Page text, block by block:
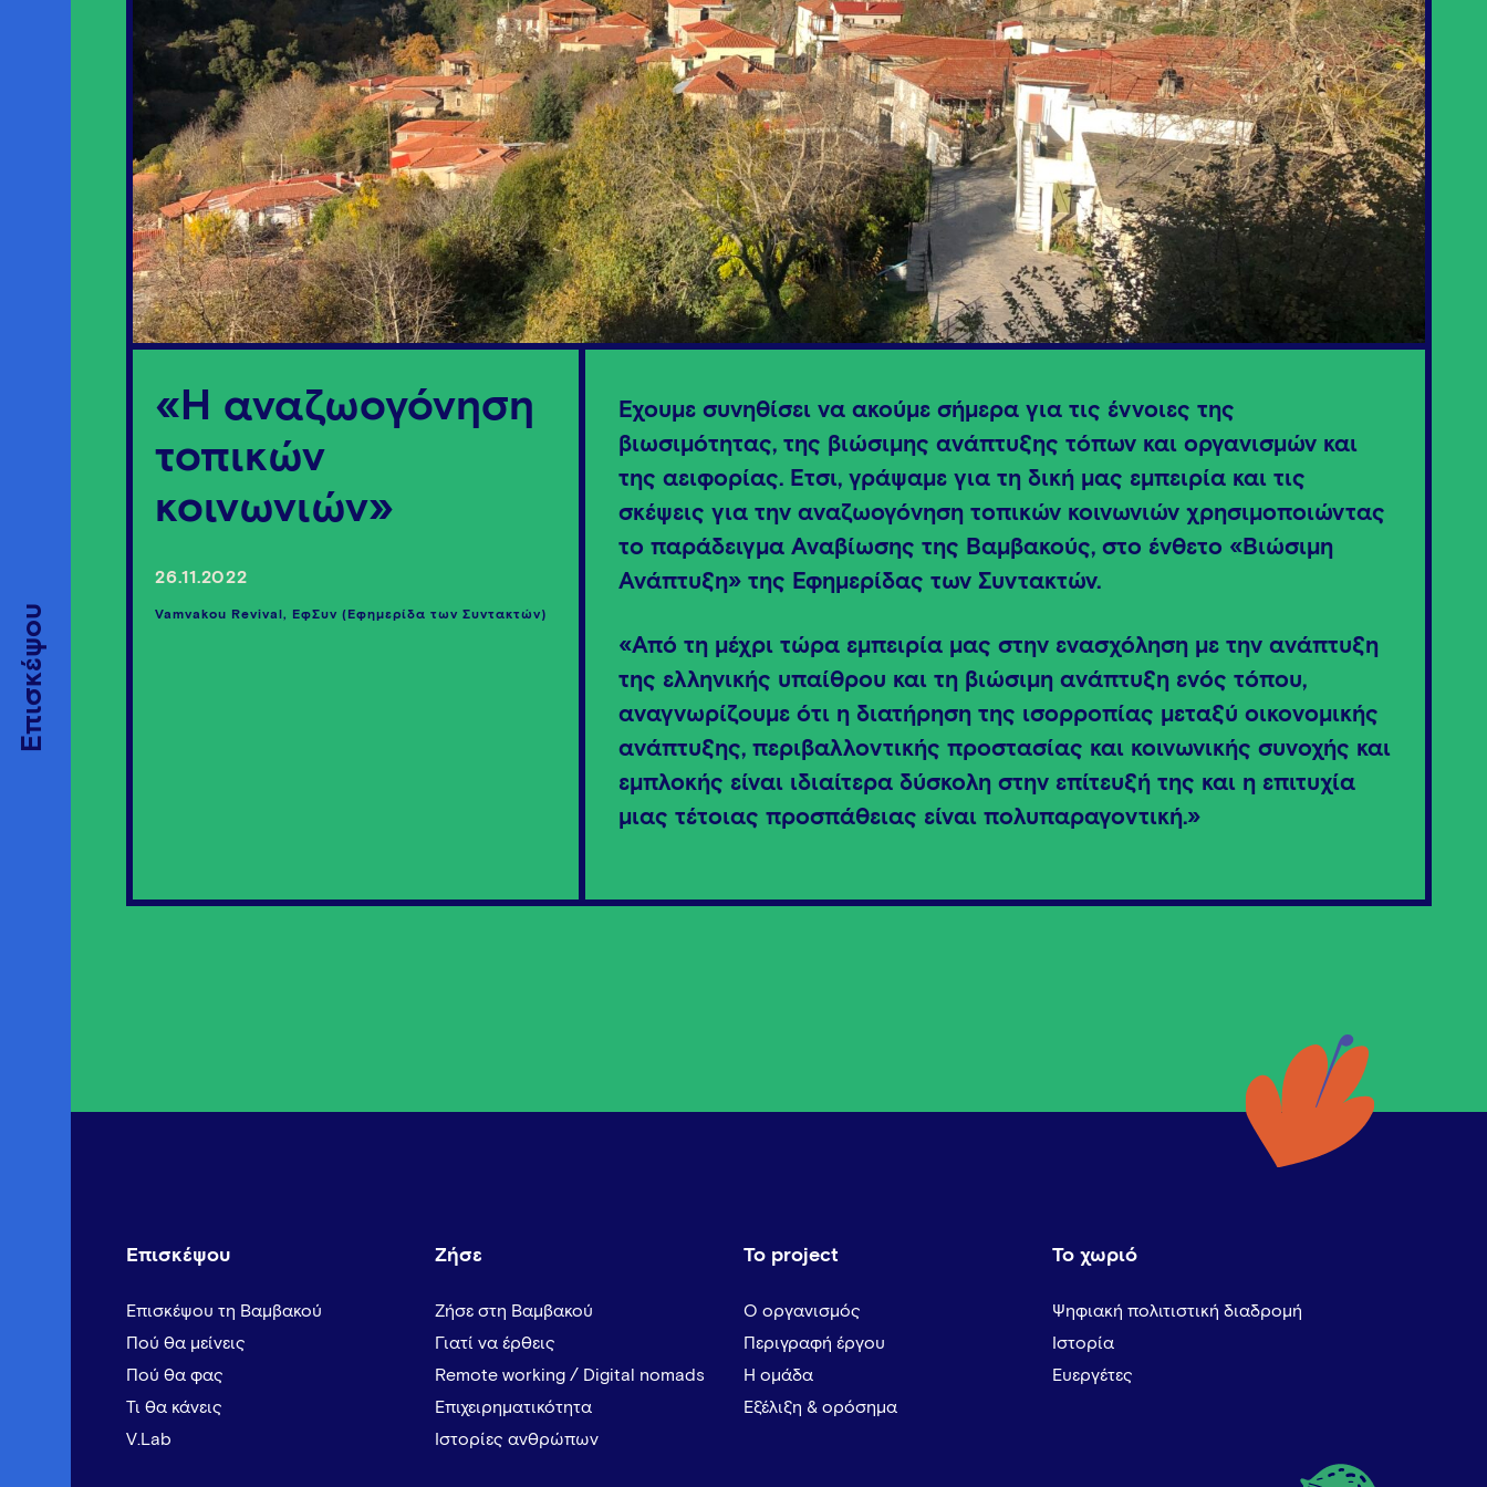
Επισκέψου
«Η αναζωογόνηση
τοπικών
κοινωνιών»
26.11.2022
Vamvakou Revival, ΕφΣυν (Εφημερίδα των Συντακτών)
Έχουμε συνηθίσει να ακούμε σήμερα για τις έννοιες της
βιωσιμότητας, της βιώσιμης ανάπτυξης τόπων και οργανισμών και
της αειφορίας. Έτσι, γράψαμε για τη δική μας εμπειρία και τις
σκέψεις για την αναζωογόνηση τοπικών κοινωνιών χρησιμοποιώντας
το παράδειγμα Αναβίωσης της Βαμβακούς, στο ένθετο «Βιώσιμη
Ανάπτυξη» της Εφημερίδας των Συντακτών.
«Από τη μέχρι τώρα εμπειρία μας στην ενασχόληση με την ανάπτυξη
της ελληνικής υπαίθρου και τη βιώσιμη ανάπτυξη ενός τόπου,
αναγνωρίζουμε ότι η διατήρηση της ισορροπίας μεταξύ οικονομικής
ανάπτυξης, περιβαλλοντικής προστασίας και κοινωνικής συνοχής και
εμπλοκής είναι ιδιαίτερα δύσκολη στην επίτευξή της και η επιτυχία
μιας τέτοιας προσπάθειας είναι πολυπαραγοντική.»
Επισκέψου
Επισκέψου τη Βαμβακού
Πού θα μείνεις
Πού θα φας
Τι θα κάνεις
V.Lab
Ζήσε
Ζήσε στη Βαμβακού
Γιατί να έρθεις
Remote working / Digital nomads
Επιχειρηματικότητα
Ιστορίες ανθρώπων
Το project
Ο οργανισμός
Περιγραφή έργου
Η ομάδα
Εξέλιξη & ορόσημα
Το χωριό
Ψηφιακή πολιτιστική διαδρομή
Ιστορία
Ευεργέτες